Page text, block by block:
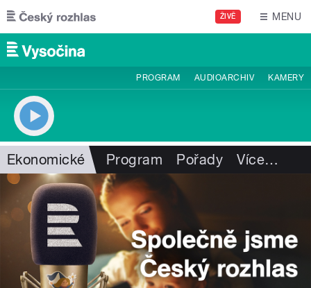
Přejít k hlavnímu obsahu
ŽIVĚ MENU
PROGRAM AUDIOARCHIV KAMERY
Ekonomické Program Pořady Více…